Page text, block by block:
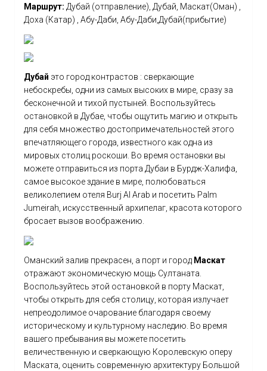
Маршрут: Дубай (отправление), Дубай, Маскат(Оман) ,
Доха (Катар) , Абу-Даби, Абу-Даби,Дубай(прибытие)
Дубай это город контрастов : сверкающие
небоскребы, одни из самых высоких в мире, сразу за
бесконечной и тихой пустыней. Воспользуйтесь
остановкой в Дубае, чтобы ощутить магию и открыть
для себя множество достопримечательностей этого
впечатляющего города, известного как одна из
мировых столиц роскоши. Во время остановки вы
можете отправиться из порта Дубаи в Бурдж-Халифа,
самое высокое здание в мире, полюбоваться
великолепием отеля Burj Al Arab и посетить Palm
Jumeirah, искусственный архипелаг, красота которого
бросает вызов воображению.
Оманский залив прекрасен, а порт и город Маскат
отражают экономическую мощь Султаната.
Воспользуйтесь этой остановкой в порту Маскат,
чтобы открыть для себя столицу, которая излучает
непреодолимое очарование благодаря своему
историческому и культурному наследию. Во время
вашего пребывания вы можете посетить
величественную и сверкающую Королевскую оперу
Маската, оценить современную архитектуру Большой